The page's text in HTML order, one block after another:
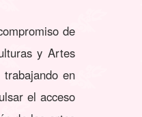
de
y Artes
en
el acceso